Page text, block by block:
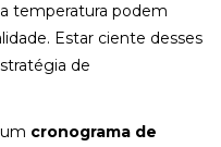
temperatura podem
Estar ciente desses
de
cronograma de